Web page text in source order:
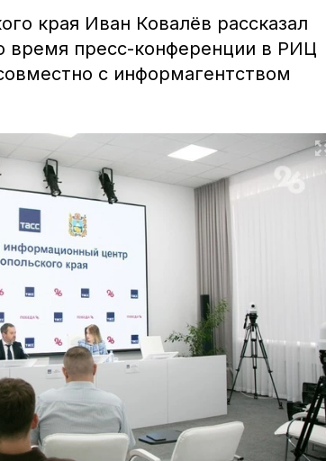
края Иван Ковалёв рассказал
время пресс-конференции в РИЦ
с информагентством